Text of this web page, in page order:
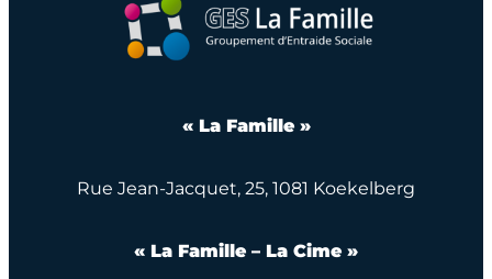
« La Famille »
Rue Jean-Jacquet, 25, 1081 Koekelberg
« La Famille – La Cime »